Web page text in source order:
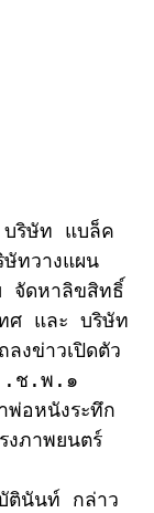
ทวางแผน
จัดหาลิขสิทธิ์
ทศ และ บริษัท
งข่าวเปิดตัว
ช.พ.๑
อหนังระทึก
ภาพยนตร์